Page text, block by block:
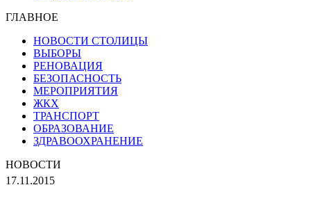
ГЛАВНОЕ
НОВОСТИ СТОЛИЦЫ
ВЫБОРЫ
РЕНОВАЦИЯ
БЕЗОПАСНОСТЬ
МЕРОПРИЯТИЯ
ЖКХ
ТРАНСПОРТ
ОБРАЗОВАНИЕ
ЗДРАВООХРАНЕНИЕ
НОВОСТИ
17.11.2015